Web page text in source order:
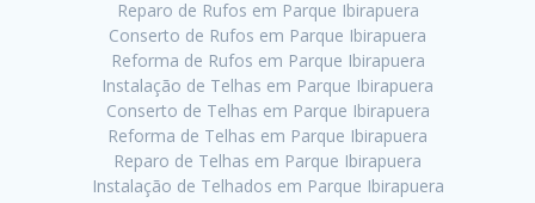
Reparo de Rufos em Parque Ibirapuera
Conserto de Rufos em Parque Ibirapuera
Reforma de Rufos em Parque Ibirapuera
Instalação de Telhas em Parque Ibirapuera
Conserto de Telhas em Parque Ibirapuera
Reforma de Telhas em Parque Ibirapuera
Reparo de Telhas em Parque Ibirapuera
Instalação de Telhados em Parque Ibirapuera